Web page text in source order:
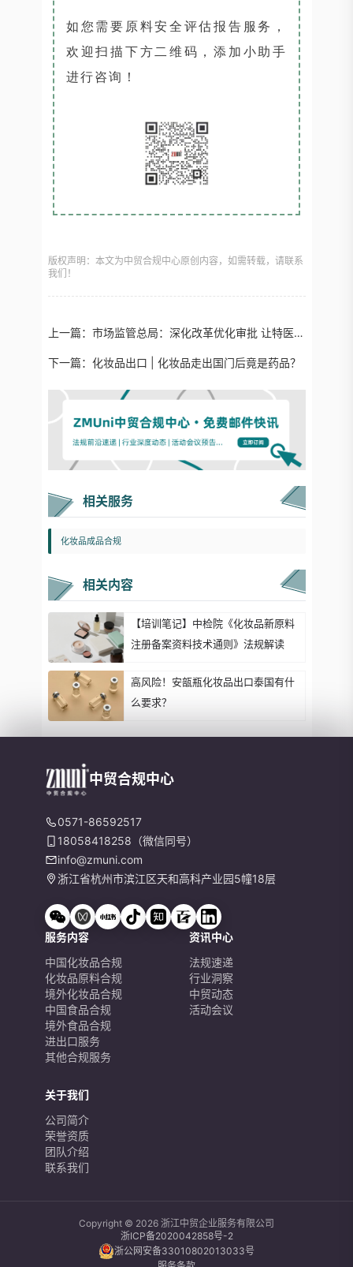
如您需要原料安全评估报告服务，
欢迎扫描下方二维码，添加小助手
进行咨询！
版权声明：本文为中贸合规中心原创内容，如需转载，请联系
我们！
上一篇： 市场监管总局：深化改革优化审批 让特医食品惠及广大患者
下一篇： 化妆品出口 | 化妆品走出国门后竟是药品？
相关服务
化妆品成品合规
相关内容
【培训笔记】中检院《化妆品新原料
注册备案资料技术通则》法规解读
高风险！安瓿瓶化妆品出口泰国有什
么要求？
中贸合规中心
0571-86592517
18058418258（微信同号）
info@zmuni.com
浙江省杭州市滨江区天和高科产业园5幢18层
服务内容
中国化妆品合规
化妆品原料合规
境外化妆品合规
中国食品合规
境外食品合规
进出口服务
其他合规服务
资讯中心
法规速递
行业洞察
中贸动态
活动会议
关于我们
公司简介
荣誉资质
团队介绍
联系我们
Copyright © 2026 浙江中贸企业服务有限公司
浙ICP备2020042858号-2
浙公网安备33010802013033号